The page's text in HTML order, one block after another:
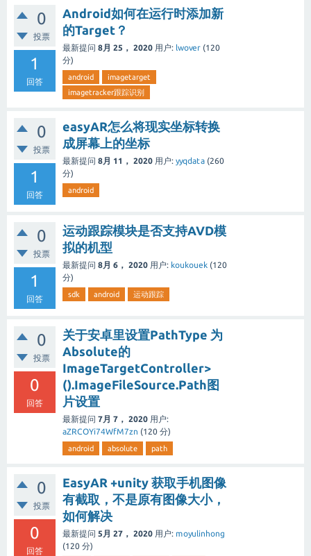
0
投票
1
回答
Android如何在运行时添加新
的Target？
最新提问 8月 25， 2020 用户: lwover (120
分)
android
imagetarget
imagetracker跟踪识别
0
投票
1
回答
easyAR怎么将现实坐标转换
成屏幕上的坐标
最新提问 8月 11， 2020 用户: yyqdata (260
分)
android
0
投票
1
回答
运动跟踪模块是否支持AVD模
拟的机型
最新提问 8月 6， 2020 用户: koukouek (120
分)
sdk android 运动跟踪
0
投票
0
回答
关于安卓里设置PathType 为
Absolute的
ImageTargetController>
().ImageFileSource.Path图
片设置
最新提问 7月 7， 2020 用户:
aZRCOYi74WfM7zn (120 分)
android absolute path
0
投票
0
回答
EasyAR +unity 获取手机图像
有截取，不是原有图像大小，
如何解决
最新提问 5月 27， 2020 用户: moyulinhong
(120 分)